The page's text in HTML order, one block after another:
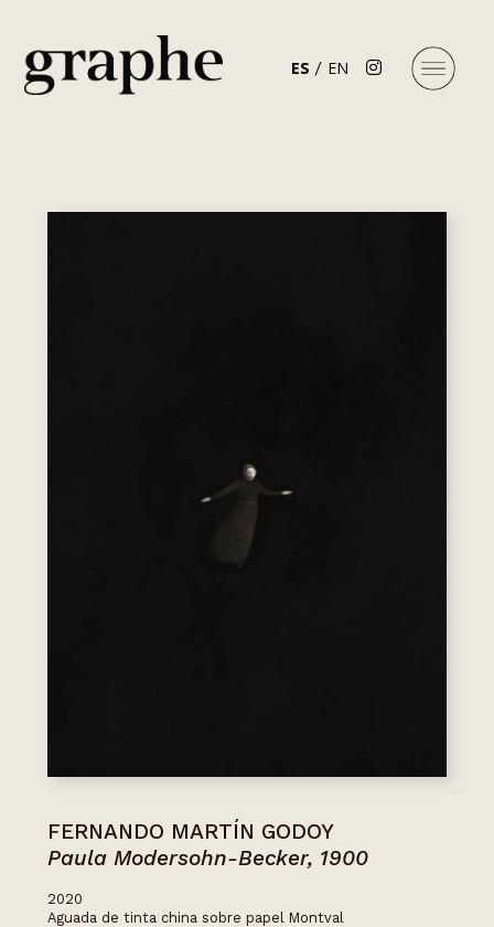
ES EN
FERNANDO MARTÍN GODOY
Paula Modersohn-Becker, 1900
2020
Aguada de tinta china sobre papel Montval